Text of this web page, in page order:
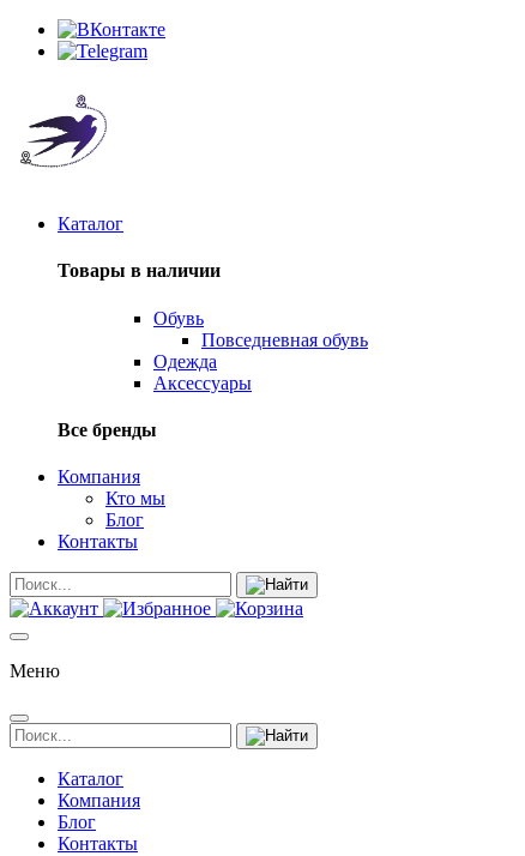
Каталог
Товары в наличии
Обувь
Повседневная обувь
Одежда
Аксессуары
Все бренды
Компания
Кто мы
Блог
Контакты
Меню
Каталог
Компания
Блог
Контакты